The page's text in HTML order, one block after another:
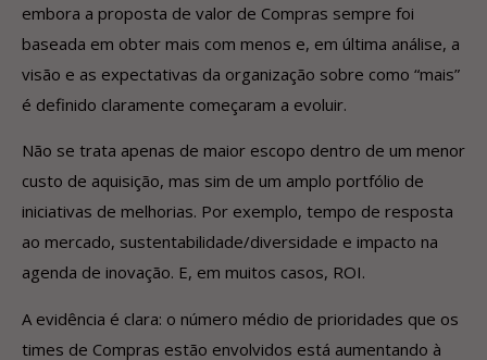
embora a proposta de valor de Compras sempre foi
baseada em obter mais com menos e, em última análise, a
visão e as expectativas da organização sobre como “mais”
é definido claramente começaram a evoluir.
Não se trata apenas de maior escopo dentro de um menor
custo de aquisição, mas sim de um amplo portfólio de
iniciativas de melhorias. Por exemplo, tempo de resposta
ao mercado, sustentabilidade/diversidade e impacto na
agenda de inovação. E, em muitos casos, ROI.
A evidência é clara: o número médio de prioridades que os
times de Compras estão envolvidos está aumentando à